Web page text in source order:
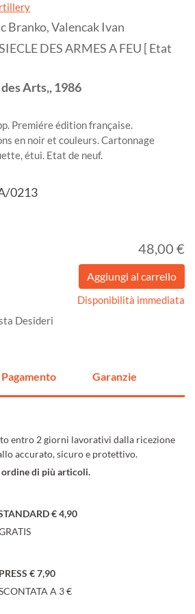
Branko, Valencak Ivan
DES ARMES A FEU [ Etat
Arts,,1986
Premiére édition française.
en noir et couleurs. Cartonnage
étui. Etat de neuf.
0213
48,00 €
Disponibilità immediata
Desideri
Pagamento Garanzie
entro 2 giorni lavorativi dalla ricezione
accurato, sicuro e protettivo.
di più articoli.
€ 4,90
€ 7,90
A 3 €